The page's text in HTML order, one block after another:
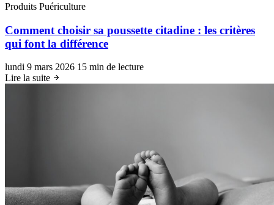
Produits Puériculture
Comment choisir sa poussette citadine : les critères
qui font la différence
lundi 9 mars 2026 15 min de lecture
Lire la suite